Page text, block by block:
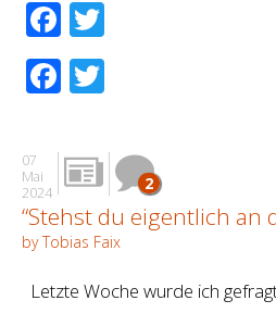
Facebook
Facebook
07
Mai
2024
2
“Stehst du eigentlich an
by Tobias Faix
Letzte Woche wurde ich